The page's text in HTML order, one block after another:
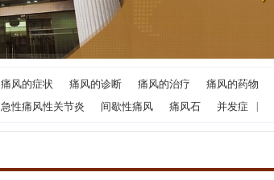
痛风的症状 痛风的诊断 痛风的治疗 痛风的药物
急性痛风性关节炎 间歇性痛风 痛风石 并发症 |